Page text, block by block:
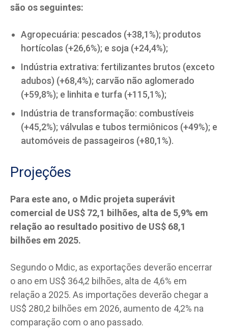
são os seguintes:
Agropecuária: pescados (+38,1%); produtos
hortícolas (+26,6%); e soja (+24,4%);
Indústria extrativa: fertilizantes brutos (exceto
adubos) (+68,4%); carvão não aglomerado
(+59,8%); e linhita e turfa (+115,1%);
Indústria de transformação: combustíveis
(+45,2%); válvulas e tubos termiônicos (+49%); e
automóveis de passageiros (+80,1%).
Projeções
Para este ano, o Mdic projeta superávit
comercial de US$ 72,1 bilhões, alta de 5,9% em
relação ao resultado positivo de US$ 68,1
bilhões em 2025.
Segundo o Mdic, as exportações deverão encerrar
o ano em US$ 364,2 bilhões, alta de 4,6% em
relação a 2025. As importações deverão chegar a
US$ 280,2 bilhões em 2026, aumento de 4,2% na
comparação com o ano passado.